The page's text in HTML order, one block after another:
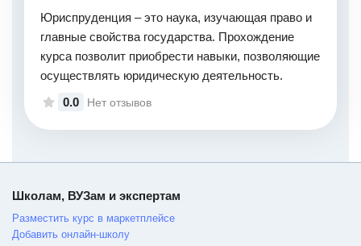
Юриспруденция – это наука, изучающая право и
главные свойства государства. Прохождение
курса позволит приобрести навыки, позволяющие
осуществлять юридическую деятельность.
0.0
Нет отзывов
Школам, ВУЗам и экспертам
Разместить курс в маркетплейсе
Добавить онлайн-школу